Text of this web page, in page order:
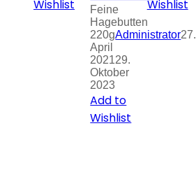
Wishlist
Feine
Hagebutten
220gAdministrator27.
April
202129.
Oktober
2023
Add to
Wishlist
Wishlist